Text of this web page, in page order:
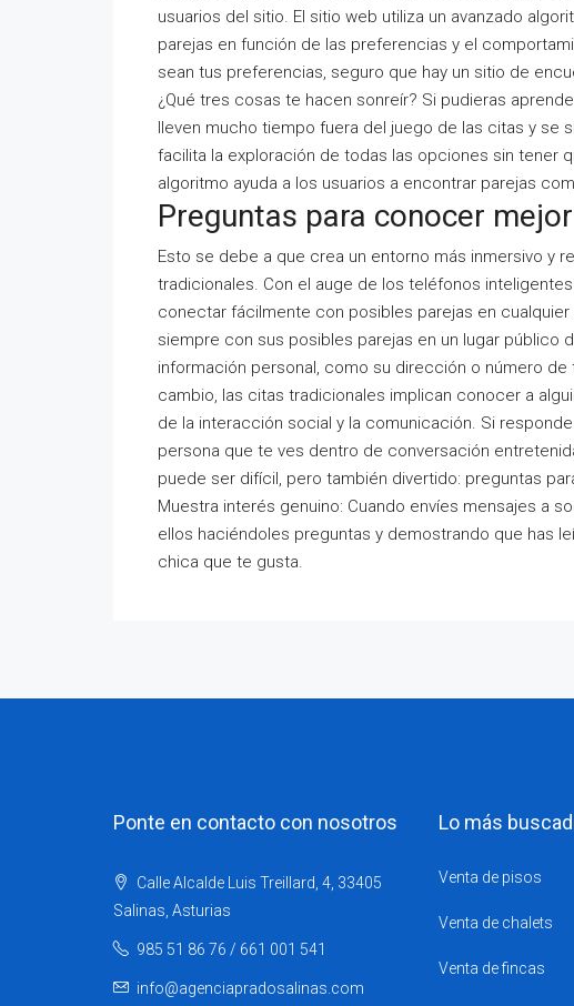
usuarios del sitio. El sitio web utiliza un avanzado
parejas en función de las preferencias y el
sean tus preferencias, seguro que hay un sitio de
¿Qué tres cosas te hacen sonreír? Si pudieras
lleven mucho tiempo fuera del juego de las citas y se
facilita la exploración de todas las opciones sin tener
algoritmo ayuda a los usuarios a encontrar parejas
Preguntas para conocer
Esto se debe a que crea un entorno más inmersivo y
tradicionales. Con el auge de los teléfonos
conectar fácilmente con posibles parejas en
siempre con sus posibles parejas en un lugar público
información personal, como su dirección o número
cambio, las citas tradicionales implican conocer a
de la interacción social y la comunicación. Si
persona que te ves dentro de conversación
puede ser difícil, pero también divertido: preguntas
Muestra interés genuino: Cuando envíes mensajes a
ellos haciéndoles preguntas y demostrando que has
chica que te gusta.
Ponte en contacto con nosotros
Calle Alcalde Luis Treillard, 4, 33405
Salinas, Asturias
985 51 86 76 / 661 001 541
info@agenciapradosalinas.com
Lo más
Venta de pisos
Venta de chalets
Venta de fincas